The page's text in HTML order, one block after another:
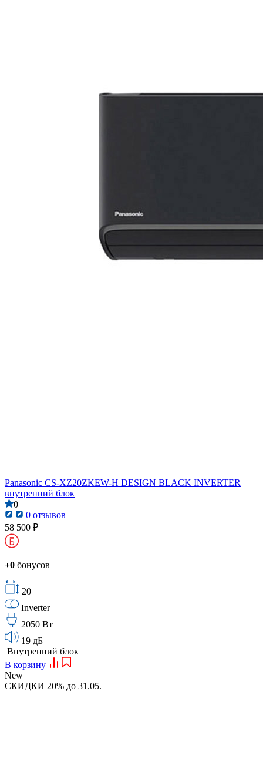
Panasonic CS-XZ20ZKEW-H DESIGN BLACK INVERTER
внутренний блок
0
0 отзывов
58 500 ₽
+0 бонусов
20
Inverter
2050 Вт
19 дБ
Внутренний блок
В корзину
New
СКИДКИ 20% до 31.05.